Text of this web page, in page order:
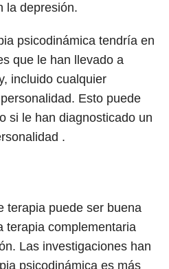
la depresión.
psicodinámica tendría en
que le han llevado a
incluido cualquier
Esto puede
si le han diagnosticado un
.
terapia puede ser buena
terapia complementaria
Las investigaciones han
psicodinámica es más